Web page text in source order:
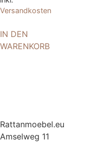
Versandkosten
IN DEN
WARENKORB
Rattanmoebel.eu
Amselweg 11